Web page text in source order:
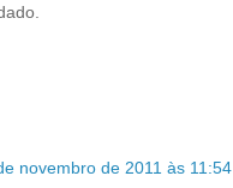
novembro de 2011 às 11:54